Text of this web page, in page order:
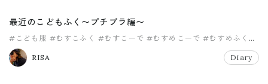
最近のこどもふく〜プチプラ編〜
#こども服 #むすこふく #むすこーで #むすめこーで #むすめふく
#子供服
RISA
Diary